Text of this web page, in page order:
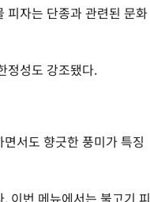
피자는 단종과 관련된 문화
정성도 강조됐다.
서도 향긋한 풍미가 특징
이번 메뉴에서는 불고기 피